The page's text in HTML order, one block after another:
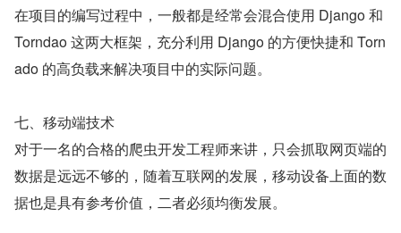
在项目的编写过程中，一般都是经常会混合使用 Django 和
Torndao 这两大框架，充分利用 Django 的方便快捷和 Torn
ado 的高负载来解决项目中的实际问题。
七、移动端技术
对于一名的合格的爬虫开发工程师来讲，只会抓取网页端的
数据是远远不够的，随着互联网的发展，移动设备上面的数
据也是具有参考价值，二者必须均衡发展。